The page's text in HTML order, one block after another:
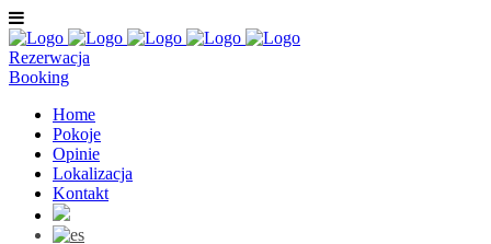
Rezerwacja
Booking
Home
Pokoje
Opinie
Lokalizacja
Kontakt